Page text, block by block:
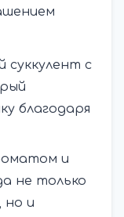
с
благодаря
и
не только
но и